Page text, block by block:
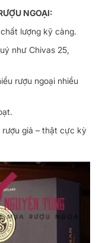
NGOẠI:
lượng kỹ càng.
như Chivas 25,
rượu ngoại nhiều
rượu giả – thật cực kỳ